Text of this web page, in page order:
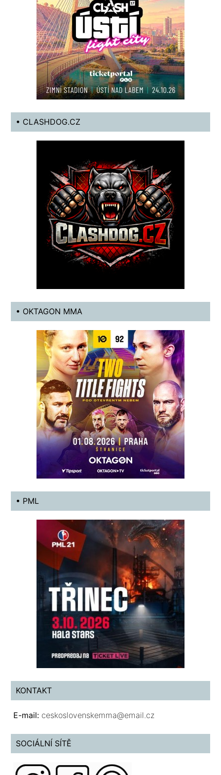
• CLASHDOG.CZ
• OKTAGON MMA
• PML
KONTAKT
E-mail: ceskoslovenskemma@email.cz
SOCIÁLNÍ SÍTĚ